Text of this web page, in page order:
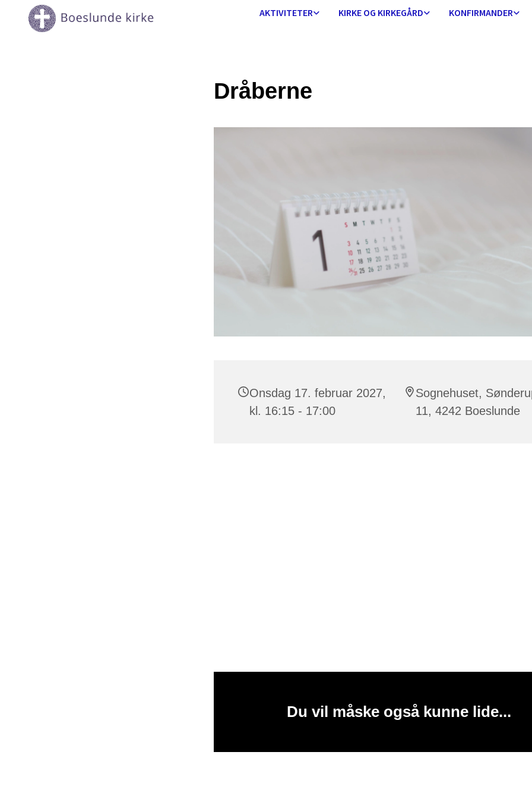
AKTIVITETER KIRKE OG KIRKEGÅRD KONFIRMANDER
Dråberne
Onsdag 17. februar 2027,
kl. 16:15 - 17:00
Sognehuset,
11, 4242 Boeslunde
Du vil måske også kunne lide...